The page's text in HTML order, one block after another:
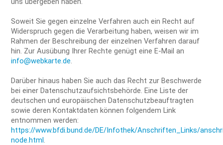
Soweit Sie gegen einzelne Verfahren auch ein Recht auf
Widerspruch gegen die Verarbeitung haben, weisen wir im
Rahmen der Beschreibung der einzelnen Verfahren darauf
hin. Zur Ausübung Ihrer Rechte genügt eine E-Mail an
info@webkarte.de.
Darüber hinaus haben Sie auch das Recht zur Beschwerde
bei einer Datenschutzaufsichtsbehörde. Eine Liste der
deutschen und europäischen Datenschutzbeauftragten
sowie deren Kontaktdaten können folgendem Link
entnommen werden:
https://www.bfdi.bund.de/DE/Infothek/Anschriften_Links/
node.html.